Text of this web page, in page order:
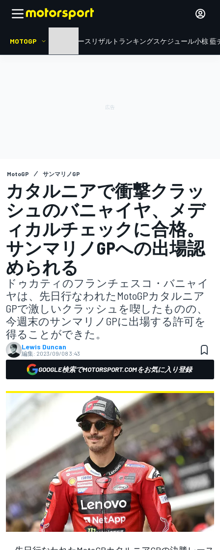
MOTOGP ニュース リザルト ランキングスケジュール小椋 藍
MotoGP サンマリノGP
カタルニアで衝撃クラッ
シュのバニャイヤ、メデ
ィカルチェックに合格。
サンマリノGPへの出場認
められる
ドゥカティのフランチェスコ・バニャイ
ヤは、先日行なわれたMotoGPカタルニア
GPで激しいクラッシュを喫したものの、
今週末のサンマリノGPに出場する許可を
得ることができた。
Lewis Duncan
編集: 2023/09/08 3:43
GOOGLE検索でMOTORSPORT.COMをお気に入り登録